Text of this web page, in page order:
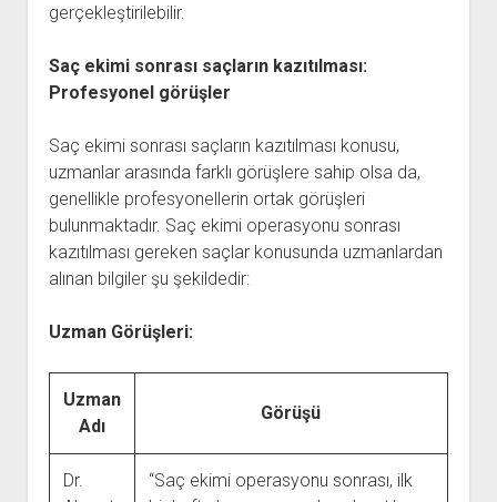
gerçekleştirilebilir.
Saç ekimi sonrası saçların kazıtılması:
Profesyonel görüşler
Saç ekimi sonrası saçların kazıtılması konusu,
uzmanlar arasında farklı görüşlere sahip olsa da,
genellikle profesyonellerin ortak görüşleri
bulunmaktadır. Saç ekimi operasyonu sonrası
kazıtılması gereken saçlar konusunda uzmanlardan
alınan bilgiler şu şekildedir:
Uzman Görüşleri:
Uzman
Adı
Görüşü
Dr.
“Saç ekimi operasyonu sonrası, ilk